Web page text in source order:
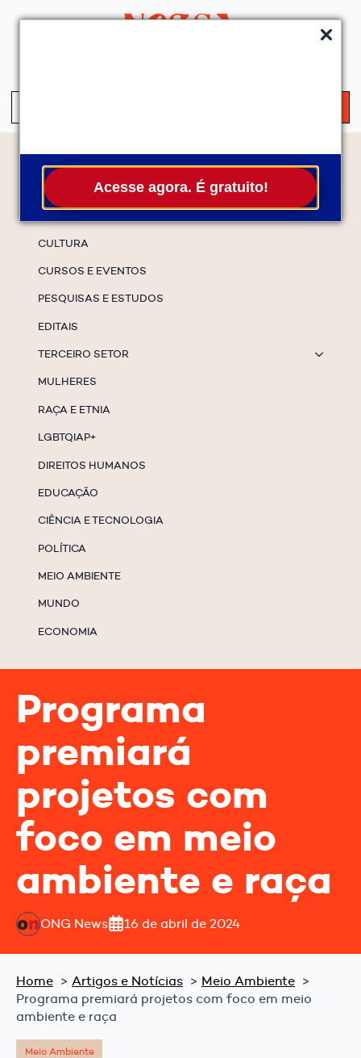
Acesse agora. É gratuito!
Temas
CULTURA
CURSOS E EVENTOS
PESQUISAS E ESTUDOS
EDITAIS
TERCEIRO SETOR
MULHERES
RAÇA E ETNIA
LGBTQIAP+
DIREITOS HUMANOS
EDUCAÇÃO
CIÊNCIA E TECNOLOGIA
POLÍTICA
MEIO AMBIENTE
MUNDO
ECONOMIA
Programa
premiará
projetos com
foco em meio
ambiente e raça
ONG News 16 de abril de 2024
Home Artigos e Notícias
Meio Ambiente
Programa premiará projetos com foco em meio
ambiente e raça
Meio Ambiente